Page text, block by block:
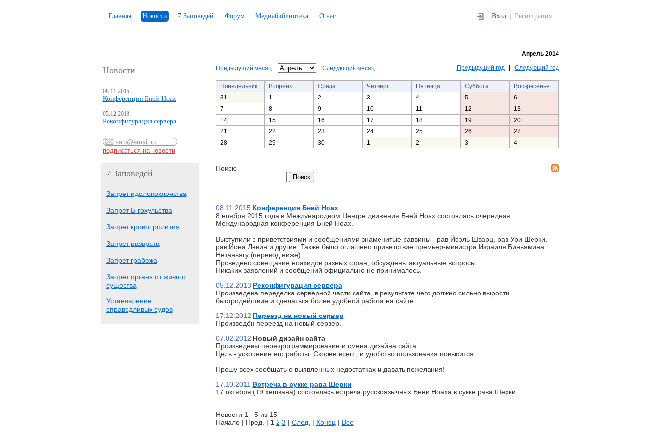
Главная Новости 7 Заповедей Форум Медиабиблиотека О нас Вход Регистрация
Новости
08.11.2015
Конференция Бней Ноах
05.12.2013
Реконфигурация сервера
7 Заповедей
Запрет идолопоклонства
Запрет Б-гохульства
Запрет кровопролития
Запрет разврата
Запрет грабежа
Запрет органа от живого
существа
Установление
справедливых судов
Апрель 2014
Предыдущий месяц Следующий месяц Предыдущий год| Следующий год
Понедельник Вторник Среда Четверг Пятница Суббота
Воскресенье
31
1 2 3 4 5
6
7
8 9 10 11 12
13
14
15 16 17 18 19
20
21
22 23 24 25 26
27
28
29 30 1 2 3 4
Поиск:
08.11.2015 Конференция Бней Ноах
8 ноября 2015 года в Международном Центре движения Бней Ноах состоялась очередная
Международная конференция Бней Ноах.
Выступили с приветствиями и сообщениями знаменитые раввины - рав Йоэль Шварц, рав Ури Шерки,
рав Йона Левин и другие. Также было оглашено приветствие премьер-министра Израиля Биньямина
Нетаньягу (перевод ниже).
Проведено совещание ноахидов разных стран, обсуждены актуальные вопросы.
Никаких заявлений и сообщений официально не принималось.
05.12.2013 Реконфигурация сервера
Произведена переделка серверной части сайта, в результате чего должно сильно вырости
быстродействие и сделаться более удобной работа на сайте.
17.12.2012 Переезд на новый сервер
Произведён переезд на новый сервер.
07.02.2012 Новый дизайн сайта
Произведены перепрограммирование и смена дизайна сайта.
Цель - ускорение его работы. Скорее всего, и удобство пользования повысится...
Прошу всех сообщать о выявленных недостатках и давать пожелания!
17.10.2011 Встреча в сукке рава Шерки
17 октября (19 хешвана) состоялась встреча русскоязычных Бней Ноаха в сукке рава Шерки.
Новости 1 - 5 из 15
Начало | Пред. | 1 2 3 | След. | Конец | Все